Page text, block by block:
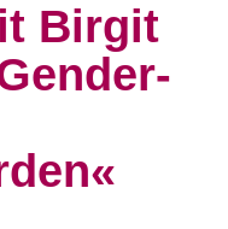
Birgit